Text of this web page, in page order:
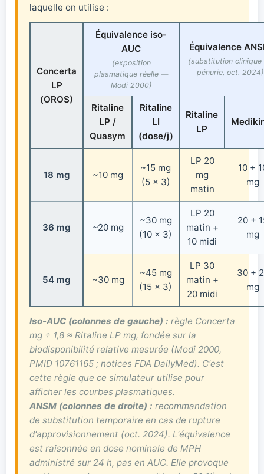
laquelle on utilise :
Concerta
LP
(OROS)
Équivalence iso-
AUC
(exposition
plasmatique réelle —
Modi 2000)
Équivalence
(substitution clinique
pénurie, oct. 2024)
Ritaline
LP /
Quasym
Ritaline
LI
(dose/j)
Ritaline
LP
18 mg ~10 mg
~15 mg
(5 × 3)
LP 20
mg
matin
10 +
mg
36 mg ~20 mg
~30 mg
(10 × 3)
LP 20
matin +
10 midi
20 +
mg
54 mg ~30 mg
~45 mg
(15 × 3)
LP 30
matin +
20 midi
30 +
mg
Iso-AUC (colonnes de gauche) : règle Concerta
mg ÷ 1,8 ≈ Ritaline LP mg, fondée sur la
biodisponibilité relative mesurée (Modi 2000,
PMID 10761165 ; notices FDA DailyMed). C'est
cette règle que ce simulateur utilise pour
afficher les courbes plasmatiques.
ANSM (colonnes de droite) : recommandation
de substitution temporaire en cas de rupture
d'approvisionnement (oct. 2024). L'équivalence
est raisonnée en dose nominale de MPH
administré sur 24 h, pas en AUC. Elle provoque